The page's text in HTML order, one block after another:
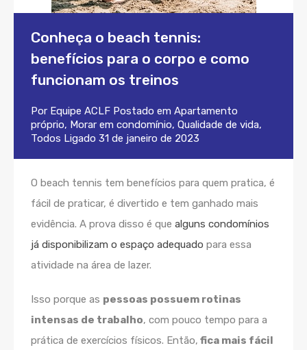
Conheça o beach tennis:
benefícios para o corpo e como
funcionam os treinos
Por Equipe ACLF Postado em Apartamento
próprio, Morar em condomínio, Qualidade de vida,
Todos Ligado 31 de janeiro de 2023
O beach tennis tem benefícios para quem pratica, é
fácil de praticar, é divertido e tem ganhado mais
evidência. A prova disso é que alguns condomínios
já disponibilizam o espaço adequado para essa
atividade na área de lazer.
Isso porque as pessoas possuem rotinas
intensas de trabalho, com pouco tempo para a
prática de exercícios físicos. Então, fica mais fácil